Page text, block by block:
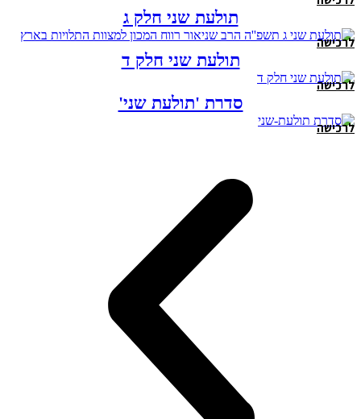
תולעת שני חלק ג
לרכישה
תולעת שני חלק ד
לרכישה
סדרת 'תולעת שני'
לרכישה